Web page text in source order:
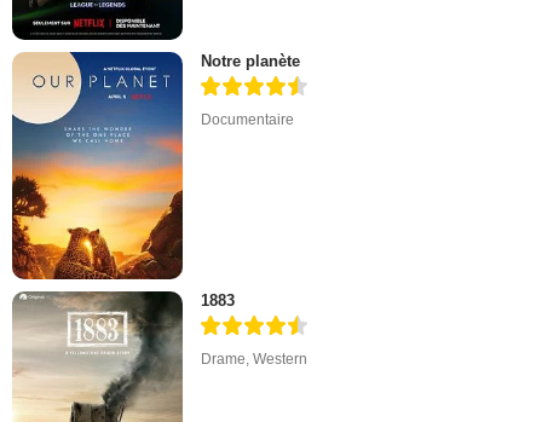
Notre planète
Documentaire
1883
Drame,Western